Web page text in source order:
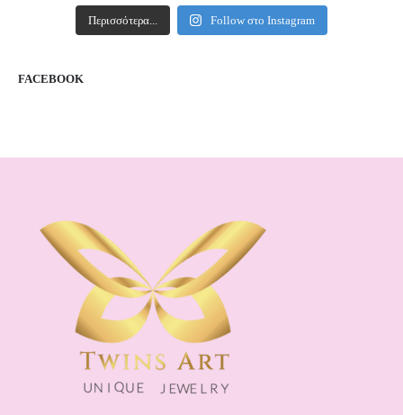
Περισσότερα... Follow στο Instagram
FACEBOOK